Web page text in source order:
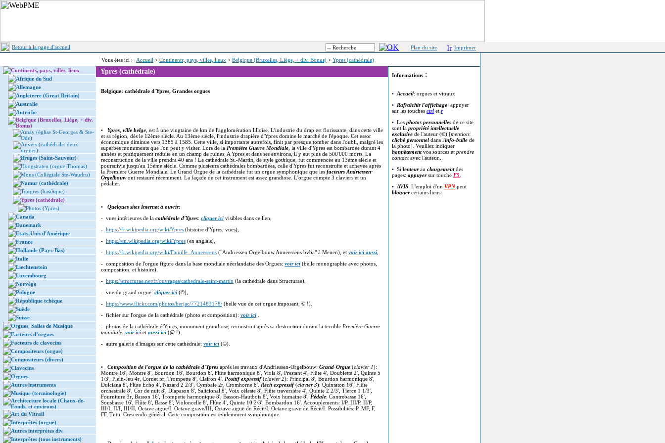
Retour à la page d'accueil Plan du site Imprimer
Vous êtes ici : Accueil > Continents, pays, villes, lieux > Belgique (Bruxelles, Liège, + div. Bonus) > Ypres (cathédrale)
Continents, pays, villes, lieux
Afrique du Sud
Allemagne
Angleterre (Great Britain)
Australie
Autriche
Belgique (Bruxelles, Liège, + div.
Bonus)
Amay (église St-Georges & Ste-
Ode)
Anvers (cathédrale: deux
orgues)
Bruges (Saint-Sauveur)
Hoogstraten (orgue Thomas)
Mons (Collégiale Ste-Waudru)
Namur (cathédrale)
Tongres (basilique)
Ypres (cathédrale)
Photos (Ypres)
Canada
Danemark
Etats-Unis d'Amérique
France
Hollande (Pays-Bas)
Italie
Liechtenstein
Luxembourg
Norvège
Pologne
République tchèque
Suède
Suisse
Orgues, Salles de Musique
Facteurs d’orgues
Facteurs de clavecins
Compositeurs (orgue)
Compositeurs (divers)
Clavecins
Orgues
Autres instruments
Musique (terminologie)
Architecture locale (Chaux-de-
Fonds, et environs)
Art du Vitrail
Interprètes (orgue)
Autres interprètes div.
Interprètes (tous instruments)
Ypres (cathédrale)
Belgique: cathédrale d'Ypres, Grandes orgues
• Ypres ville belge , est à une vingtaine de km de l'agglomération lilloise. L'industrie du drap est florissante, dans cette ville
et sa région, dès le 12ème siècle. Au 13ème siècle, l'industrie drapière d'Ypres domine le marché de l'époque. Cet essor
économique diminue vers 1385 à 1585. Cette ville, si importante autrefois, finit par presque tomber dans l'oubli, malgré les
superbes monuments que l'on peut y visiter. Lors de la Première Guerre Mondiale , la ville d'Ypres est bombardée durant 4
années et pratiquement réduite en un champ de ruines. A Ypres et dans ses environs, il y eut plus de 500'000 morts. La
reconstruction de la ville prendra 40 ans ! La cathédrale St.-Martin, de style gothique, fut commencée au 13ème siècle et
poursuivie jusqu'au 15ème siècle. Comme plusieurs cathédrales bombardées, celle d'Ypres fut reconstruite et achevée après
la Première Guerre Mondiale. Le Grand Orgue de la cathédrale fut un orgue symphonique que les facteurs Andriessen-
Orgelbouwont restauré récemment. La façade de cet instrument est assez grandiose. L'orgue compte 3 claviers et un
pédalier.
• Quelques sites Internet à ouvrir:
- vues intérieures de la cathédrale d'Ypres: cliquer ici visibles dans ce lien,
- https://fr.wikipedia.org/wiki/Ypres (histoire d'Ypres, vues),
- https://en.wikipedia.org/wiki/Ypres (en anglais),
- https://fr.wikipedia.org/wiki/Famille_Anneessens ("Andriessen Orgelbouw Anneessens bvba" à Menen), et voir ici aussi
- composition de l'orgue figure dans la base mondiale néerlandaise des Orgues: voir ici (belle monographie avec photos,
composition. et histoire),
- https://structurae.net/fr/ouvrages/cathedrale-saint-martin (la cathédrale dans Structurae),
- vue du grand orgue: cliquer ici (©),
- https://www.flickr.com/photos/herjac/7721483178/ (belle vue de cet orgue imposant, © !).
- fichier sur l'orgue de la cathédrale (photo et composition): voir ici
- photos de la cathédrale d'Ypres, monument grandiose, reconstruit après sa destruction durant la terrible Première Guerre
mondiale: voir ici et aussi ici (@ !).
- autre galerie d'images sur cette cathédrale: voir ici (©).
• Composition de l'orgue de la cathédrale d'Ypres après les travaux d'Andriessen-Orgelbouw: Grand-Orgue (clavier 1):
Montre 16', Montre 8', Bourdon 16', Bourdon 8', Flûte harmonique 8', Viola 8', Prestant 4', Flûte 4', Doublette 2', Quinte 5
1/3', Plein-Jeu 4r, Cornet 5r, Trompette 8', Clairon 4'. Positif expressif(clavier 2): Principal 8', Bourdon harmonique 8',
Dulciana 8', Flûte Echo 4', Nazard 2 2/3', Cymbale 2r, Cromhorne 8'. Récit expressif(clavier 3): Quintaton 16', Flûte
orchestrale 8', Cor de nuit 8', Diapason 8', Salicional 8', Voix céleste 8', Flûte traversière 4', Quinte 2 2/3', Tierce 1 1/3',
Fourniture 3r, Basson 16', Trompette harmonique 8', Basson-Hautbois 8', Voix humaine 8'. Pédale: Contrebasse 16',
Sousbasse 16', Flûte 8', Basse 8', Violoncelle 8', Flûte 4', Quinte 10 2/3', Bombardon 16'. Accouplements: I/P, III/P, II/P,
III/I, II/I, III/II, Octave aiguë/I, Octave grave/III, Octave aiguë du Récit/I, Octave grave du Récit/I. Possibilités: P, MF, F,
FF, Tutti. Crescendo général. Cette composition est évidemment symphonique.
Informations :
• Accueil: orgues et vitraux
• Rafraîchir l'affichage: appuyer
sur les touches ctrl et r
• Les photos personnelles de ce site
sont la propriété intellectuelle
exclusive de l'auteur (©) [mention:
cliché personnel dans l'info-bulle de
la photo]. Veuillez indiquer
honnêtementvos sources et prendre
contactavec l'auteur...
• Si lenteurau chargementdes
pages: appuyersur touche F5
• AVIS: L'emploi d'un VPNpeut
bloquercertains liens.